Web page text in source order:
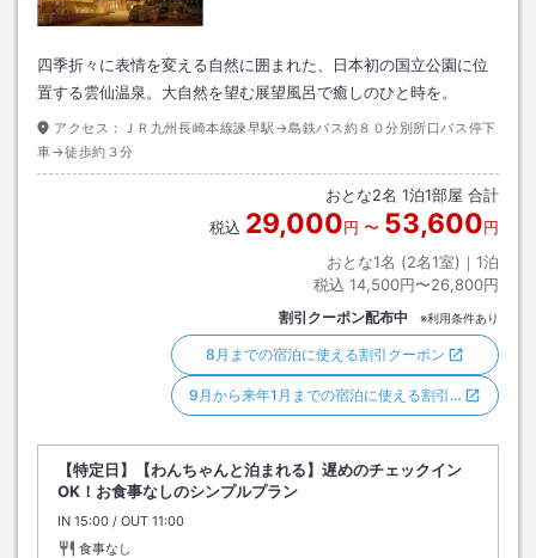
四季折々に表情を変える自然に囲まれた、日本初の国立公園に位
置する雲仙温泉。大自然を望む展望風呂で癒しのひと時を。
アクセス：
ＪＲ九州長崎本線諫早駅→島鉄バス約８０分別所口バス停下
車→徒歩約３分
おとな2名 1泊1部屋 合計
税込 29,000円 〜 53,600円
おとな1名 (2名1室)｜ 1泊
税込 14,500円〜26,800円
割引クーポン配布中 ※利用条件あり
8月までの宿泊に使える割引クーポン
9月から来年1月までの宿泊に使える割引…
【特定日】【わんちゃんと泊まれる】遅めのチェックイン
OK！お食事なしのシンプルプラン
IN チェックイン
15:00 / OUT チェックアウト
11:00
食事なし